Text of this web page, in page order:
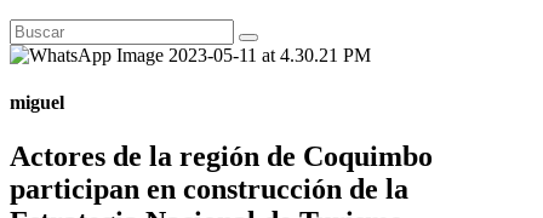
miguel
Actores de la región de Coquimbo
participan en construcción de la